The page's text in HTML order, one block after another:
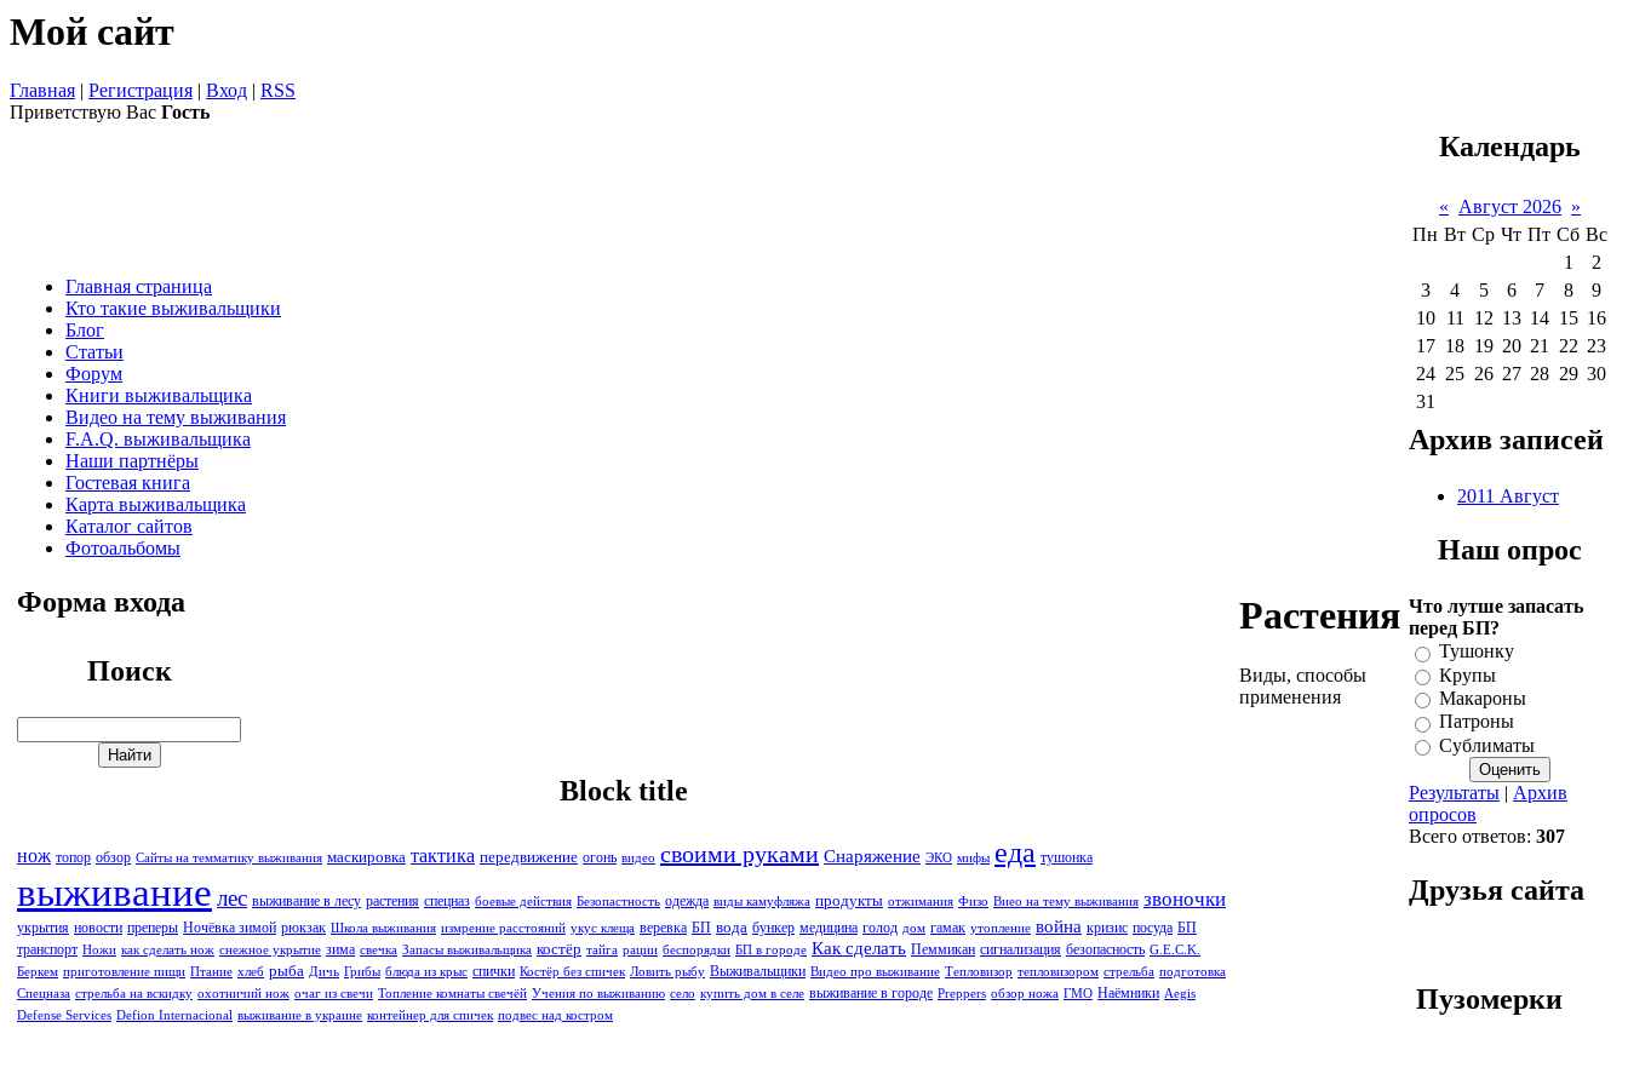
Мой сайт
Главная | Регистрация | Вход | RSS
Приветствую Вас Гость
Главная страница
Кто такие выживальщики
Блог
Статьи
Форум
Книги выживальщика
Видео на тему выживания
F.A.Q. выживальщика
Наши партнёры
Гостевая книга
Карта выживальщика
Каталог сайтов
Фотоальбомы
Форма входа
Поиск
Block title
нож топор обзор Сайты на темматику выживания маскировка тактика передвижение огонь видео своими руками Снаряжение ЭКО мифы еда тушонка
выживание лес выживание в лесу растения спецназ боевые действия Безопастность одежда виды камуфляжа продукты отжимания Физо Виео на тему выживания звоночки
укрытия новости преперы Ночёвка зимой рюкзак Школа выживания измрение расстояний укус клеща веревка БП вода бункер медицина голод дом гамак утопление война кризис посуда БП
транспорт Ножи как сделать нож снежное укрытие зима свечка Запасы выживальщика костёр тайга рации беспорядки БП в городе Как сделать Пеммикан сигнализация безопасность G.E.C.K.
Беркем приготовление пищи Птание хлеб рыба Дичь Грибы блюда из крыс спички Костёр без спичек Ловить рыбу Выживальщики Видео про выживание Тепловизор тепловизором стрельба подготовка
Спецназа стрельба на вскидку охотничий нож очаг из свечи Топление комнаты свечёй Учения по выживанию село купить дом в селе выживание в городе Preppers обзор ножа ГМО Наёмники Aegis
Defense Services Defion Internacional выживание в украине контейнер для спичек подвес над костром
Растения
Виды, способы
применения
Календарь
« Август 2026 »
Пн Вт Ср Чт Пт Сб Вс
1
2
3
4 5 6 7 8
9
10
11 12 13 14 15 16
17 18 19 20 21 22 23
24 25 26 27 28 29 30
31
Архив записей
2011 Август
Наш опрос
Что лутше запасать
перед БП?
Тушонку
Крупы
Макароны
Патроны
Сублиматы
Результаты | Архив
опросов
Всего ответов: 307
Друзья сайта
Пузомерки